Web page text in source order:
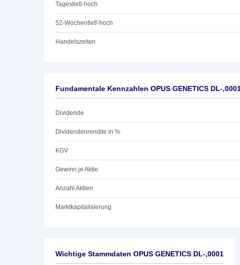
Tagestief/-hoch
52-Wochentief/-hoch
Handelszeiten
Fundamentale Kennzahlen OPUS GENETICS DL-
Dividende
Dividendenrendite in %
KGV
Gewinn je Aktie
Anzahl Aktien
Marktkapitalisierung
Wichtige Stammdaten OPUS GENETICS DL-,0001